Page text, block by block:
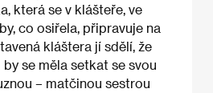
která se v klášteře, ve
co osiřela, připravuje na
kláštera jí sdělí, že
se měla setkat se svou
– matčinou sestrou